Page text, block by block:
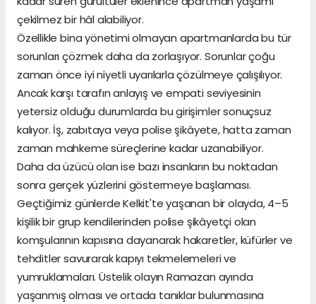
çekilmez bir hâl alabiliyor.
Özellikle bina yönetimi olmayan apartmanlarda bu tür
sorunları çözmek daha da zorlaşıyor. Sorunlar çoğu
zaman önce iyi niyetli uyarılarla çözülmeye çalışılıyor.
Ancak karşı tarafın anlayış ve empati seviyesinin
yetersiz olduğu durumlarda bu girişimler sonuçsuz
kalıyor. İş, zabıtaya veya polise şikâyete, hatta zaman
zaman mahkeme süreçlerine kadar uzanabiliyor.
Daha da üzücü olan ise bazı insanların bu noktadan
sonra gerçek yüzlerini göstermeye başlaması.
Geçtiğimiz günlerde Kelkit'te yaşanan bir olayda, 4–5
kişilik bir grup kendilerinden polise şikâyetçi olan
komşularının kapısına dayanarak hakaretler, küfürler ve
tehditler savurarak kapıyı tekmelemeleri ve
yumruklamaları. Üstelik olayın Ramazan ayında
yaşanmış olması ve ortada tanıklar bulunmasına